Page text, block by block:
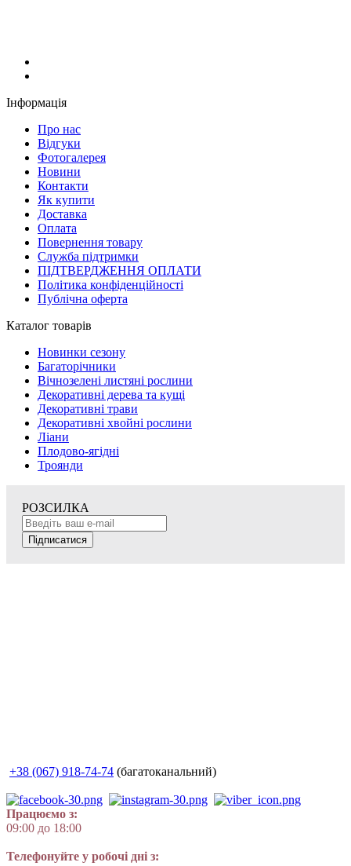
Інформація
Про нас
Відгуки
Фотогалерея
Новини
Контакти
Як купити
Доставка
Оплата
Повернення товару
Служба підтримки
ПІДТВЕРДЖЕННЯ ОПЛАТИ
Політика конфіденційності
Публічна оферта
Каталог товарів
Новинки сезону
Багаторічники
Вічнозелені листяні рослини
Декоративні дерева та кущі
Декоративні трави
Декоративні хвойні рослини
Ліани
Плодово-ягідні
Троянди
РОЗСИЛКА
Підписатися
+38 (067) 918-74-74 (багатоканальний)
Працюємо з:
09:00 до 18:00
Телефонуйте у робочі дні з: